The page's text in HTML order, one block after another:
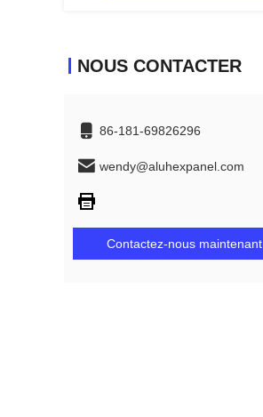
NOUS CONTACTER
86-181-69826296
wendy@aluhexpanel.com
Contactez-nous maintenant